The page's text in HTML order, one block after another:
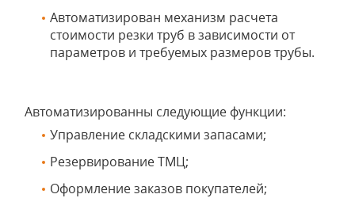
Автоматизирован механизм расчета
стоимости резки труб в зависимости от
параметров и требуемых размеров трубы.
Автоматизированны следующие функции:
Управление складскими запасами;
Резервирование ТМЦ;
Оформление заказов покупателей;